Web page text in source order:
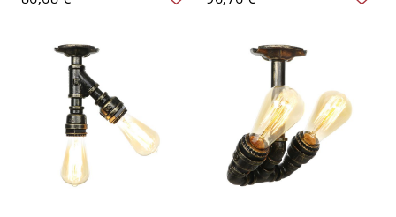
Cuisine - Noir 110 V-120 V
Encastrée Style Industriel